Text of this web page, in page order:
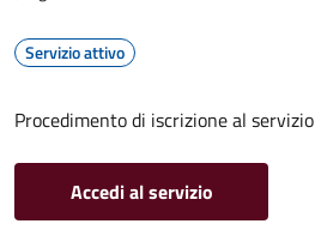
Servizio attivo
Procedimento di iscrizione al servizio
Accedi al servizio